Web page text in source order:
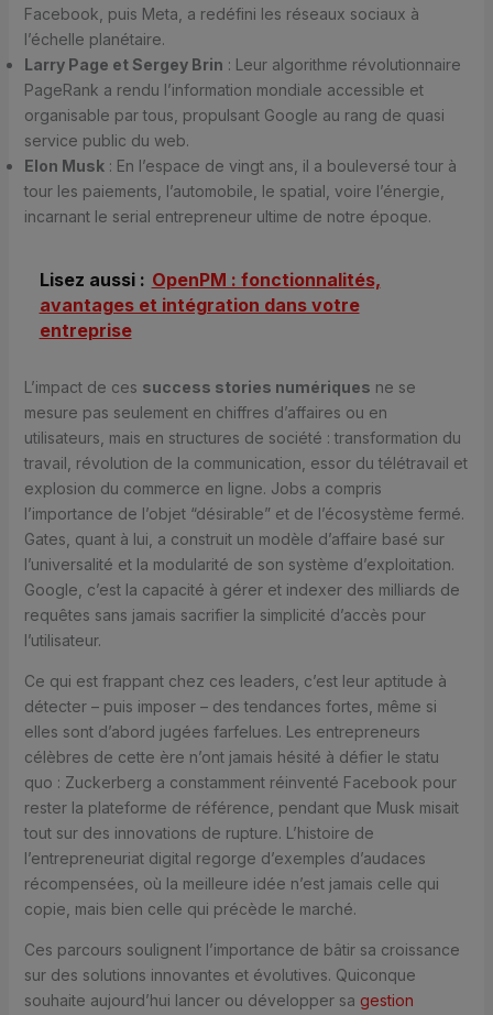
Facebook, puis Meta, a redéfini les réseaux sociaux à
l’échelle planétaire.
Larry Page et Sergey Brin : Leur algorithme révolutionnaire
PageRank a rendu l’information mondiale accessible et
organisable par tous, propulsant Google au rang de quasi
service public du web.
Elon Musk: En l’espace de vingt ans, il a bouleversé tour à
tour les paiements, l’automobile, le spatial, voire l’énergie,
incarnant le serial entrepreneur ultime de notre époque.
Lisez aussi : OpenPM : fonctionnalités,
avantages et intégration dans votre
entreprise
L’impact de ces success stories numériques ne se
mesure pas seulement en chiffres d’affaires ou en
utilisateurs, mais en structures de société : transformation du
travail, révolution de la communication, essor du télétravail et
explosion du commerce en ligne. Jobs a compris
l’importance de l’objet “désirable” et de l’écosystème fermé.
Gates, quant à lui, a construit un modèle d’affaire basé sur
l’universalité et la modularité de son système d’exploitation.
Google, c’est la capacité à gérer et indexer des milliards de
requêtes sans jamais sacrifier la simplicité d’accès pour
l’utilisateur.
Ce qui est frappant chez ces leaders, c’est leur aptitude à
détecter – puis imposer – des tendances fortes, même si
elles sont d’abord jugées farfelues. Les entrepreneurs
célèbres de cette ère n’ont jamais hésité à défier le statu
quo : Zuckerberg a constamment réinventé Facebook pour
rester la plateforme de référence, pendant que Musk misait
tout sur des innovations de rupture. L’histoire de
l’entrepreneuriat digital regorge d’exemples d’audaces
récompensées, où la meilleure idée n’est jamais celle qui
copie, mais bien celle qui précède le marché.
Ces parcours soulignent l’importance de bâtir sa croissance
sur des solutions innovantes et évolutives. Quiconque
souhaite aujourd’hui lancer ou développer sa gestion